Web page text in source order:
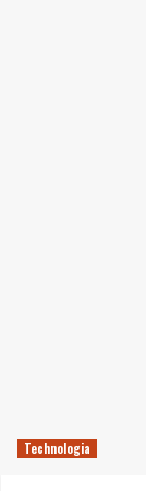
Technologia